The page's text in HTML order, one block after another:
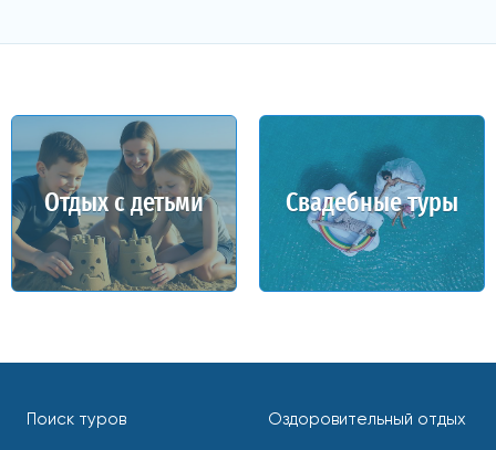
Отдых с детьми Свадебные туры
Поиск туров Оздоровительный отдых